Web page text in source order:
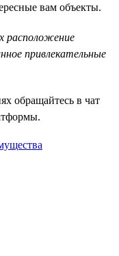
вам объекты.
расположение
привлекательные
обращайтесь в чат